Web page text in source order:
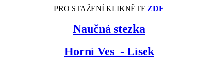
PRO STAŽENÍ KLIKNĚTE ZDE
Naučná stezka
Horní Ves - Lísek